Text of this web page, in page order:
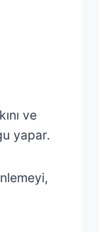
ve
yapar.